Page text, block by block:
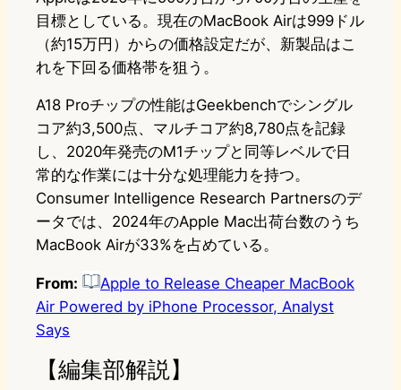
目標としている。現在のMacBook Airは999ドル
（約15万円）からの価格設定だが、新製品はこ
れを下回る価格帯を狙う。
A18 Proチップの性能はGeekbenchでシングル
コア約3,500点、マルチコア約8,780点を記録
し、2020年発売のM1チップと同等レベルで日
常的な作業には十分な処理能力を持つ。
Consumer Intelligence Research Partnersのデ
ータでは、2024年のApple Mac出荷台数のうち
MacBook Airが33%を占めている。
From:
Apple to Release Cheaper MacBook
Air Powered by iPhone Processor, Analyst
Says
【編集部解説】